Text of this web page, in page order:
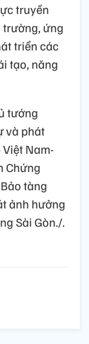
truyền
trường, ứng
triển các
tạo, năng
tướng
và phát
Nam-
Chứng
tàng
ảnh hưởng
Sài Gòn./.